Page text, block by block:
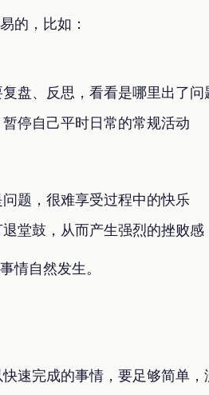
的，比如：
盘、反思，看看是哪里出了问
停自己平时日常的常规活动
题，很难享受过程中的快乐
堂鼓，从而产生强烈的挫败感
情自然发生。
速完成的事情，要足够简单，